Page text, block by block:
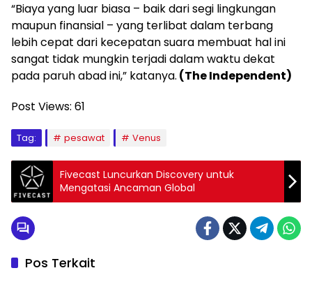
“Biaya yang luar biasa – baik dari segi lingkungan
maupun finansial – yang terlibat dalam terbang
lebih cepat dari kecepatan suara membuat hal ini
sangat tidak mungkin terjadi dalam waktu dekat
pada paruh abad ini,” katanya. (The Independent)
Post Views: 61
Tag: pesawat Venus
Fivecast Luncurkan Discovery untuk
Mengatasi Ancaman Global
Pos Terkait